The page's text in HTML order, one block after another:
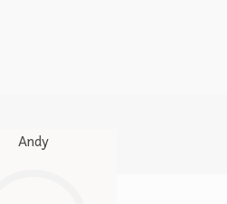
Andy